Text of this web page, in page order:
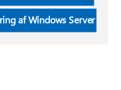
af Windows Server